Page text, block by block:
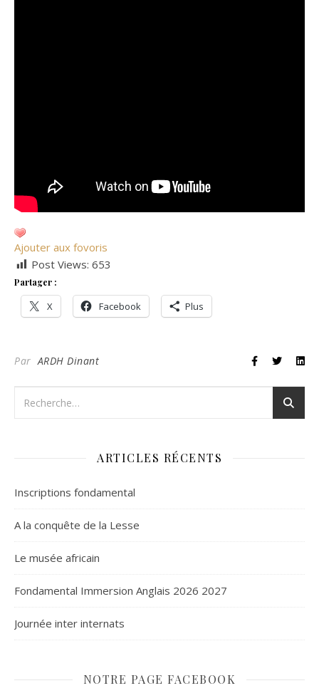
Ajouter aux fovoris
Post Views: 653
Partager :
X Facebook Plus
ParARDH Dinant
ARTICLES RÉCENTS
Inscriptions fondamental
A la conquête de la Lesse
Le musée africain
Fondamental Immersion Anglais 2026 2027
Journée inter internats
NOTRE PAGE FACEBOOK